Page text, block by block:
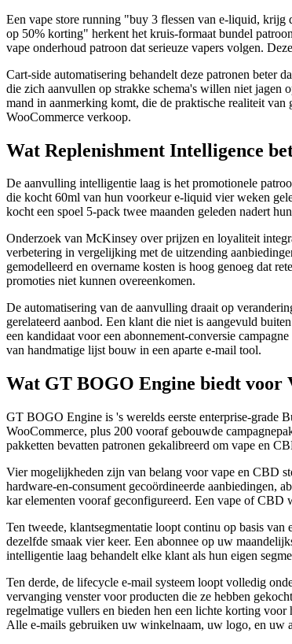
Een vape store running "buy 3 flessen van e-liquid,
op 50% korting" herkent het kruis-formaat bundel
vape onderhoud patroon dat serieuze vapers volgen.
Cart-side automatisering behandelt deze patronen beter
die zich aanvullen op strakke schema's willen niet jagen
mand in aanmerking komt, die de praktische realiteit
WooCommerce verkoop.
Wat Replenishment Intelligence
De aanvulling intelligentie laag is het promotionele
die kocht 60ml van hun voorkeur e-liquid vier weken
kocht een spoel 5-pack twee maanden geleden nadert
Onderzoek van McKinsey over prijzen en loyaliteit
verbetering in vergelijking met de uitzending
gemodelleerd en overname kosten is hoog genoeg dat
promoties niet kunnen overeenkomen.
De automatisering van de aanvulling draait op
gerelateerd aanbod. Een klant die niet is aangevuld
een kandidaat voor een abonnement-conversie
van handmatige lijst bouw in een aparte e-mail tool.
Wat GT BOGO Engine biedt voor
GT BOGO Engine is 's werelds eerste enterprise-grade
WooCommerce, plus 200 vooraf gebouwde
pakketten bevatten patronen gekalibreerd om vape en
Vier mogelijkheden zijn van belang voor vape en CBD
hardware-en-consument gecoördineerde aanbiedingen,
kar elementen vooraf geconfigureerd. Een vape of CBD
Ten tweede, klantsegmentatie loopt continu op basis
dezelfde smaak vier keer. Een abonnee op uw
intelligentie laag behandelt elke klant als hun eigen
Ten derde, de lifecycle e-mail systeem loopt volledig
vervanging venster voor producten die ze hebben
regelmatige vullers en bieden hen een lichte korting
Alle e-mails gebruiken uw winkelnaam, uw logo, en uw